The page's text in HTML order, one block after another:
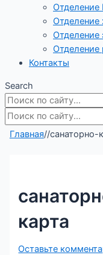
Отделение
Отделение
Отделение
Отделение
Контакты
Search
Главная//санаторно-
карта
Оставьте